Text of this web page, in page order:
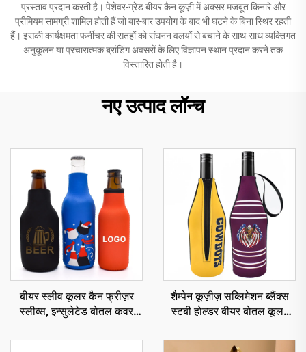
प्रस्ताव प्रदान करती है। पेशेवर-ग्रेड बीयर कैन कूज़ी में अक्सर मजबूत किनारे और
प्रीमियम सामग्री शामिल होती हैं जो बार-बार उपयोग के बाद भी घटने के बिना स्थिर रहती
हैं। इसकी कार्यक्षमता फर्नीचर की सतहों को संघनन वलयों से बचाने के साथ-साथ व्यक्तिगत
अनुकूलन या प्रचारात्मक ब्रांडिंग अवसरों के लिए विज्ञापन स्थान प्रदान करने तक
विस्तारित होती है।
नए उत्पाद लॉन्च
बीयर स्लीव कूलर कैन फ्रीज़र
स्लीव्स, इन्सुलेटेड बोतल कवर
शैम्पेन कूज़ीज़ सब्लिमेशन ब्लैंक्स
स्टबी होल्डर बीयर बोतल कूलर